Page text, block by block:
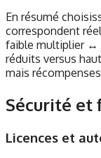
En résumé
correspondent
faible multiplier ↔️
réduits versus
mais
Sécurité
Licences et